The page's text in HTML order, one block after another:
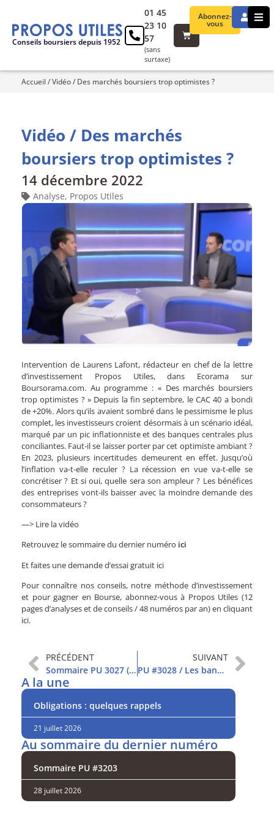
Conseils boursiers depuis 1952
Abonnez-
vous
01 45
23 10
57
(sans
surtaxe)
Accueil /Vidéo / Des marchés boursiers trop optimistes ?
Vidéo / Des marchés
boursiers trop optimistes ?
14 décembre 2022
Analyse, Propos Utiles
Intervention de Laurens Lafont, rédacteur en chef de la lettre
d’investissement Propos Utiles, dans Ecorama sur
Boursorama.com. Au programme : « Des marchés boursiers
trop optimistes ? » Depuis la fin septembre, le CAC 40 a bondi
de +20%. Alors qu’ils avaient sombré dans le pessimisme le plus
complet, les investisseurs croient désormais à un scénario idéal,
marqué par un pic inflationniste et des banques centrales plus
conciliantes. Faut-il se laisser porter par cet optimiste ambiant ?
En 2023, plusieurs incertitudes demeurent en effet. Jusqu’où
l’inflation va-t-elle reculer ? La récession en vue va-t-elle se
concrétiser ? Et si oui, quelle sera son ampleur ? Les bénéfices
des entreprises vont-ils baisser avec la moindre demande des
consommateurs ?
—> Lire la vidéo
Retrouvez le sommaire du dernier numéro ici
Et faites une demande d’essai gratuit ici
Pour connaître nos conseils, notre méthode d’investissement
et pour gagner en Bourse, abonnez-vous à Propos Utiles (12
pages d’analyses et de conseils / 48 numéros par an) en cliquant
ici.
PRÉCÉDENT
Sommaire PU 3027 (13/12/2022)
SUIVANT
PU #3028 / Les banques centrales font chuter les marchés
A la une
Obligations : quelques rappels
21 juillet 2026
Au sommaire du dernier numéro
Sommaire PU #3203
28 juillet 2026